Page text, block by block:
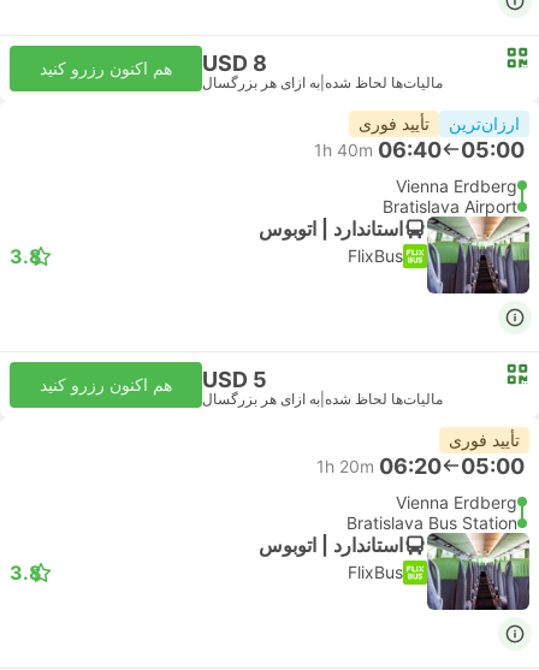
USD 8
مالیات‌ها لحاظ شده به ازای هر بزرگسال
هم اکنون رزرو کنید
ارزان‌ترین تأیید فوری
05:00
06:40
1h 40m
Vienna Erdberg
Bratislava Airport
استاندارد | اتوبوس
FlixBus
3.8
USD 5
مالیات‌ها لحاظ شده به ازای هر بزرگسال
هم اکنون رزرو کنید
تأیید فوری
05:00
06:20
1h 20m
Vienna Erdberg
Bratislava Bus Station
استاندارد | اتوبوس
FlixBus
3.8